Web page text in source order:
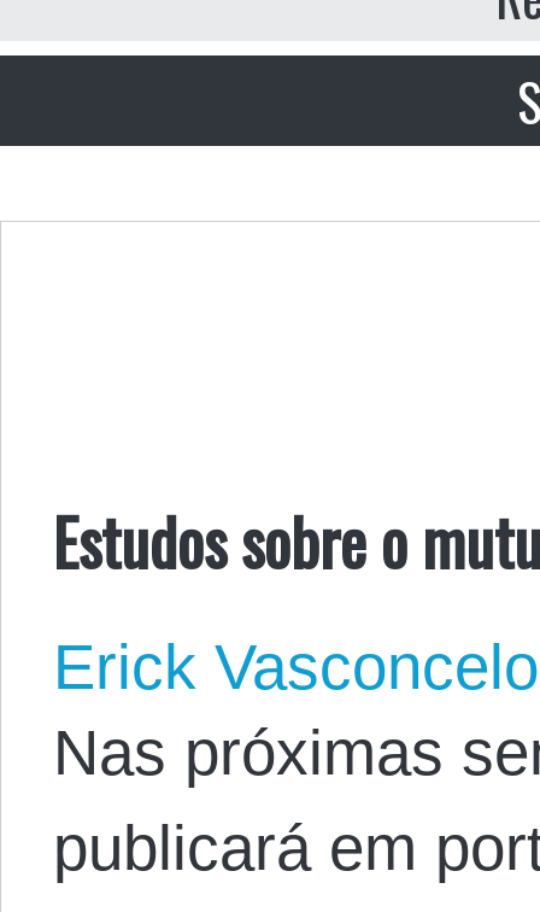
Estudos sobre o
Erick
Nas próximas
publicará em